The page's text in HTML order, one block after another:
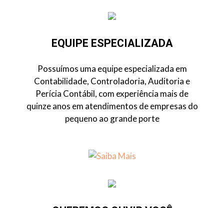
EQUIPE ESPECIALIZADA
Possuímos uma equipe especializada em
Contabilidade, Controladoria, Auditoria e
Perícia Contábil, com experiência mais de
quinze anos em atendimentos de empresas do
pequeno ao grande porte